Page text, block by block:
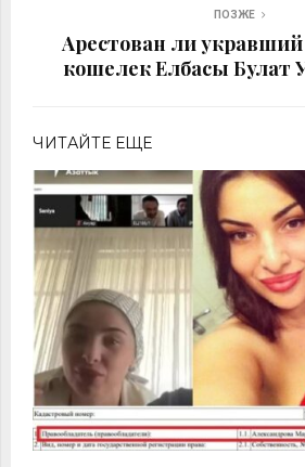
ПОЗЖЕ
Арестован ли
кошелек Елбасы Булат
ЧИТАЙТЕ ЕЩЕ